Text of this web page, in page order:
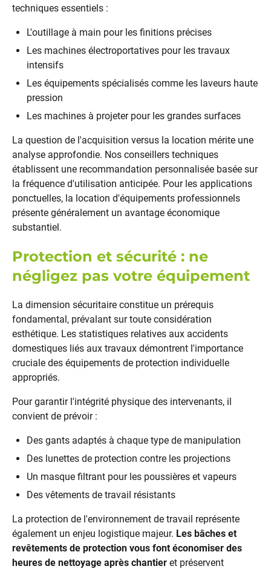
techniques essentiels :
L'outillage à main pour les finitions précises
Les machines électroportatives pour les travaux
intensifs
Les équipements spécialisés comme les laveurs haute
pression
Les machines à projeter pour les grandes surfaces
La question de l'acquisition versus la location mérite une
analyse approfondie. Nos conseillers techniques
établissent une recommandation personnalisée basée sur
la fréquence d'utilisation anticipée. Pour les applications
ponctuelles, la location d'équipements professionnels
présente généralement un avantage économique
substantiel.
Protection et sécurité : ne
négligez pas votre équipement
La dimension sécuritaire constitue un prérequis
fondamental, prévalant sur toute considération
esthétique. Les statistiques relatives aux accidents
domestiques liés aux travaux démontrent l'importance
cruciale des équipements de protection individuelle
appropriés.
Pour garantir l'intégrité physique des intervenants, il
convient de prévoir :
Des gants adaptés à chaque type de manipulation
Des lunettes de protection contre les projections
Un masque filtrant pour les poussières et vapeurs
Des vêtements de travail résistants
La protection de l'environnement de travail représente
également un enjeu logistique majeur. Les bâches et
revêtements de protection vous font économiser des
heures de nettoyage après chantier et préservent